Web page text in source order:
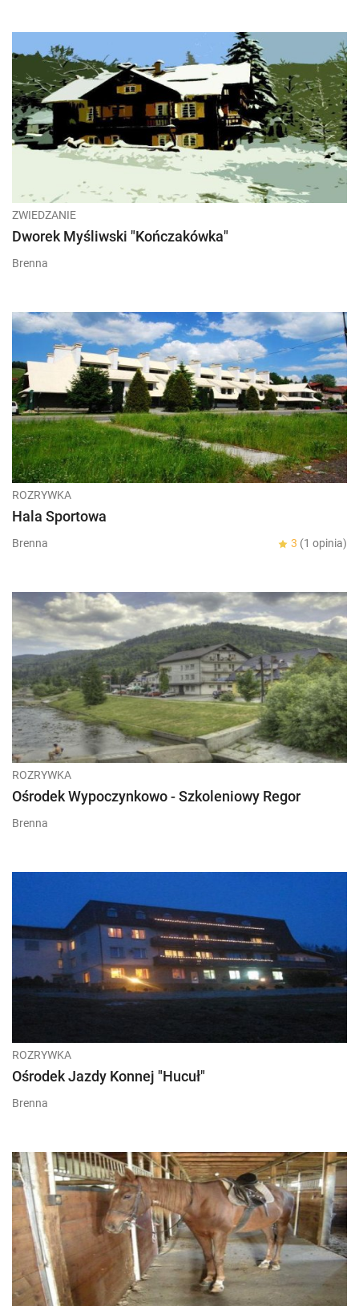
ZWIEDZANIE
Dworek Myśliwski "Kończakówka"
Brenna
ROZRYWKA
Hala Sportowa
Brenna 3 (1 opinia)
ROZRYWKA
Ośrodek Wypoczynkowo - Szkoleniowy Regor
Brenna
ROZRYWKA
Ośrodek Jazdy Konnej "Hucuł"
Brenna